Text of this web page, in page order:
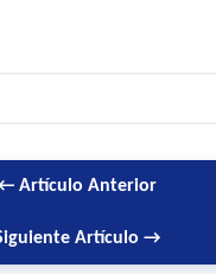
Artículo Anterior
Artículo →